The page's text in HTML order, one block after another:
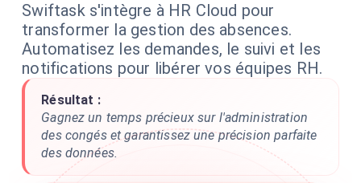
Swiftask s'intègre à HR Cloud pour
transformer la gestion des absences.
Automatisez les demandes, le suivi et les
notifications pour libérer vos équipes RH.
Résultat :
Gagnez un temps précieux sur l'administration
des congés et garantissez une précision parfaite
des données.